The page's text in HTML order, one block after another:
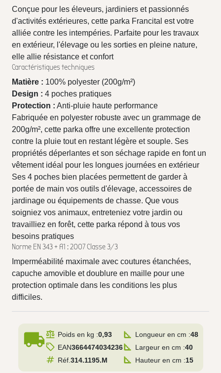
Conçue pour les éleveurs, jardiniers et passionnés
d'activités extérieures, cette parka Francital est votre
alliée contre les intempéries. Parfaite pour les travaux
en extérieur, l'élevage ou les sorties en pleine nature,
elle allie résistance et confort
Caractéristiques techniques
Matière : 100% polyester (200g/m²)
Design : 4 poches pratiques
Protection : Anti-pluie haute performance
Fabriquée en polyester robuste avec un grammage de
200g/m², cette parka offre une excellente protection
contre la pluie tout en restant légère et souple. Ses
propriétés déperlantes et son séchage rapide en font un
vêtement idéal pour les longues journées en extérieur
Ses 4 poches bien placées permettent de garder à
portée de main vos outils d'élevage, accessoires de
jardinage ou équipements de chasse. Que vous
soigniez vos animaux, entreteniez votre jardin ou
travailliez en forêt, cette parka répond à tous vos
besoins pratiques
Norme EN 343 + A1 : 2007 Classe 3/3
Imperméabilité maximale avec coutures étanchées,
capuche amovible et doublure en maille pour une
protection optimale dans les conditions les plus
difficiles.
local_shipping Poids en kg :0,93
EAN3664474034236
Réf. 314.1195.M
Longueur en cm :48
Largeur en cm :40
Hauteur en cm :15